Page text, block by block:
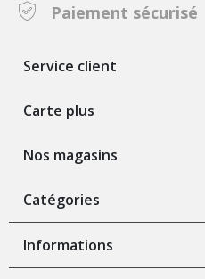
Paiement sécurisé
Service client
Carte plus
Nos magasins
Catégories
Informations